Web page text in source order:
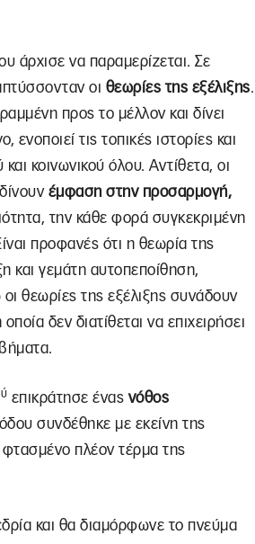
άρχισε να παραμερίζεται. Σε
οι θεωρίες της εξέλιξης.
προς το μέλλον και δίνει
ενοποιεί τις τοπικές ιστορίες και
κοινωνικού όλου. Αντίθετα, οι
έμφαση στην προσαρμογή,
την κάθε φορά συγκεκριμένη
προφανές ότι η θεωρία της
και γεμάτη αυτοπεποίθηση,
οι θεωρίες της εξέλιξης συνάδουν
δεν διατίθεται να επιχειρήσει
επικράτησε έναςνόθος
συνδέθηκε με εκείνη της
πλέον τέρμα της
και θα διαμόρφωνε το πνεύμα